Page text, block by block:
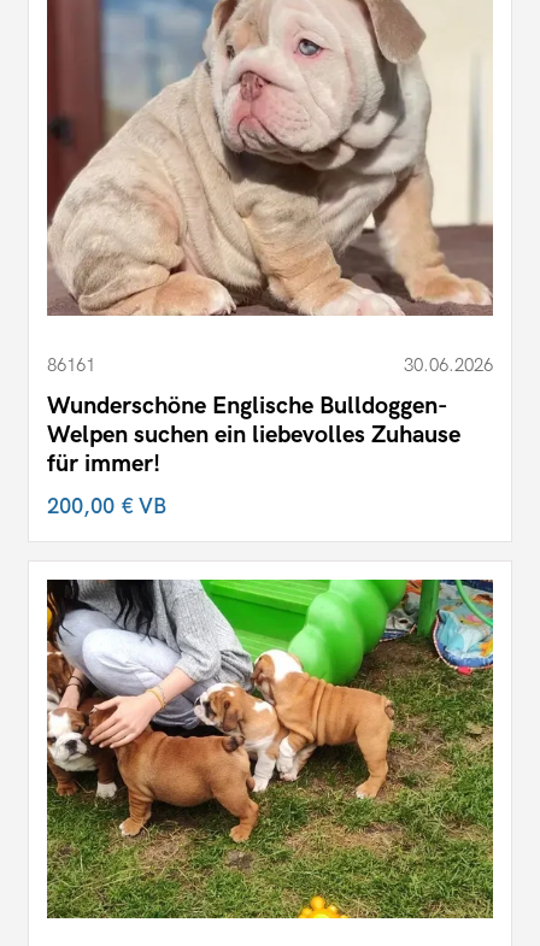
86161 30.06.2026
Wunderschöne Englische Bulldoggen-
Welpen suchen ein liebevolles Zuhause
für immer!
200,00 €VB